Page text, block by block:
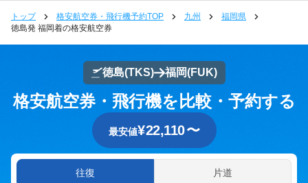
トップ 格安航空券・飛行機予約TOP 九州
福岡県
徳島発 福岡着の格安航空券
徳島(TKS) 福岡(FUK)
格安航空券・飛行機を比較・予約する
最安値¥22,110〜
往復 片道